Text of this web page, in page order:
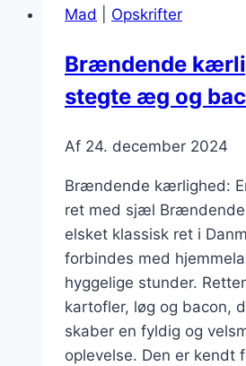
Krydre
hverdag
Mad Opskrifter
Brændende
stegte æg og
Af 24. december 2024
Brændende kærlighed:
ret med sjæl
elsket klassisk ret i
forbindes med
hyggelige stunder.
kartofler, løg og bacon,
skaber en fyldig og
oplevelse. Den er kendt